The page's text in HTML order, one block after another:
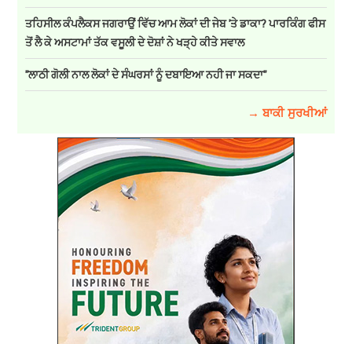
ਤਹਿਸੀਲ ਕੰਪਲੈਕਸ ਜਗਰਾਉਂ ਵਿੱਚ ਆਮ ਲੋਕਾਂ ਦੀ ਜੇਬ 'ਤੇ ਡਾਕਾ? ਪਾਰਕਿੰਗ ਫੀਸ
ਤੋਂ ਲੈ ਕੇ ਅਸਟਾਮਾਂ ਤੱਕ ਵਸੂਲੀ ਦੇ ਦੋਸ਼ਾਂ ਨੇ ਖੜ੍ਹੇ ਕੀਤੇ ਸਵਾਲ
''ਲਾਠੀ ਗੋਲੀ ਨਾਲ ਲੋਕਾਂ ਦੇ ਸੰਘਰਸਾਂ ਨੂੰ ਦਬਾਇਆ ਨਹੀ ਜਾ ਸਕਦਾ''
→ ਬਾਕੀ ਸੁਰਖੀਆਂ